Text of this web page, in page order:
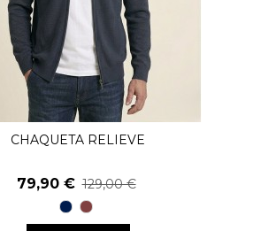
CHAQUETA RELIEVE
79,90 € 129,00 €
98 15